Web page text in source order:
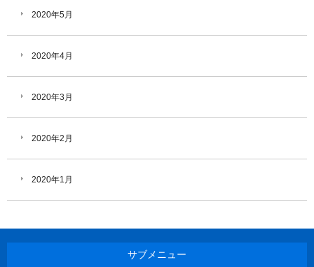
2020年5月
2020年4月
2020年3月
2020年2月
2020年1月
サブメニュー